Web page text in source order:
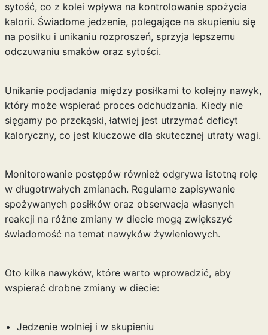
sytość, co z kolei wpływa na kontrolowanie spożycia
kalorii. Świadome jedzenie, polegające na skupieniu się
na posiłku i unikaniu rozproszeń, sprzyja lepszemu
odczuwaniu smaków oraz sytości.
Unikanie podjadania między posiłkami to kolejny nawyk,
który może wspierać proces odchudzania. Kiedy nie
sięgamy po przekąski, łatwiej jest utrzymać deficyt
kaloryczny, co jest kluczowe dla skutecznej utraty wagi.
Monitorowanie postępów również odgrywa istotną rolę
w długotrwałych zmianach. Regularne zapisywanie
spożywanych posiłków oraz obserwacja własnych
reakcji na różne zmiany w diecie mogą zwiększyć
świadomość na temat nawyków żywieniowych.
Oto kilka nawyków, które warto wprowadzić, aby
wspierać drobne zmiany w diecie:
Jedzenie wolniej i w skupieniu